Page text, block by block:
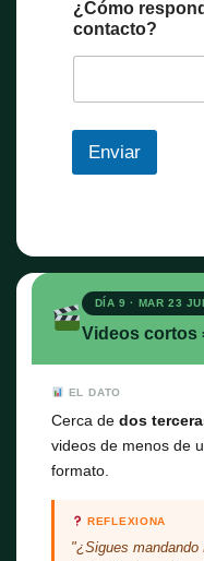
¿Cómo
contacto?
Enviar
DÍA 9 · MAR 23
Videos cortos
EL DATO
Cerca dedos
videos de menos de
formato.
REFLEXIONA
"¿Sigues